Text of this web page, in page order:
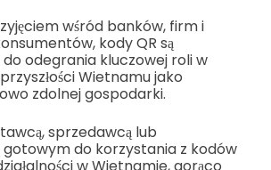
wśród banków, firm i
kody QR są
odegrania kluczowej roli w
Wietnamu jako
zdolnej gospodarki.
sprzedawcą lub
gotowym do korzystania z kodów